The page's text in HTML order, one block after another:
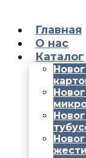
Главная
О нас
Каталог
жести